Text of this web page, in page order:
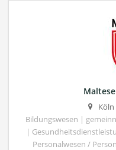
Köln
Bildungswesen |
|
Personalwesen /